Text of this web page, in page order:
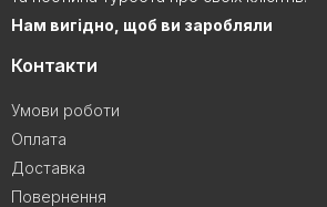
Нам вигідно, щоб ви заробляли
Контакти
Умови роботи
Оплата
Доставка
Повернення